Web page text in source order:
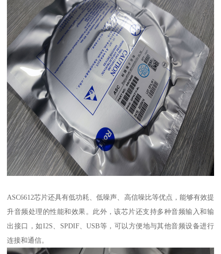
ASC6612芯片还具有低功耗、低噪声、高信噪比等优点，能够有效提
升音频处理的性能和效果。此外，该芯片还支持多种音频输入和输
出接口，如I2S、SPDIF、USB等，可以方便地与其他音频设备进行
连接和通信。